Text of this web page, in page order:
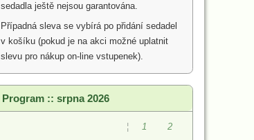
sedadla ještě nejsou garantována.
Případná sleva se vybírá po přidání sedadel
v košíku (pokud je na akci možné uplatnit
slevu pro nákup on-line vstupenek).
Program :: srpna 2026
¦ 1
2